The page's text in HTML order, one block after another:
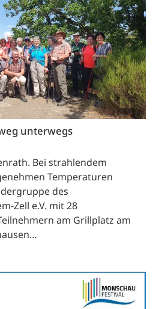
unterwegs
Bei strahlendem
Temperaturen
des
Zell e.V. mit 28
am Grillplatz am